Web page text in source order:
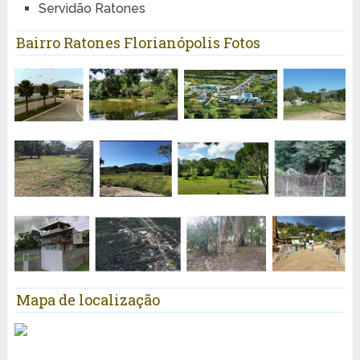
Servidão Ratones
Bairro Ratones Florianópolis Fotos
Mapa de localização